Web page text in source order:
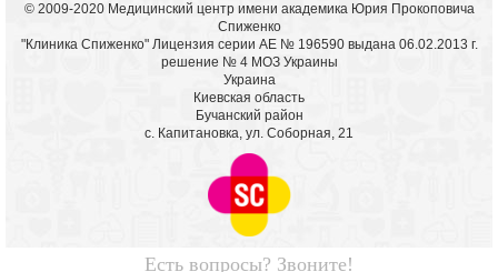
© 2009-2020 Медицинский центр имени академика Юрия Прокоповича
Спиженко
"Клиника Спиженко" Лицензия серии АЕ № 196590 выдана 06.02.2013 г.
решение № 4 МОЗ Украины
Украина
Киевская область
Бучанский район
с. Капитановка, ул. Соборная, 21
Есть вопросы? Звоните!